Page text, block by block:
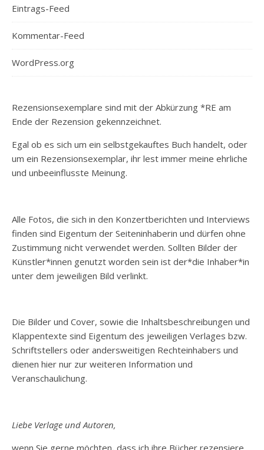
Eintrags-Feed
Kommentar-Feed
WordPress.org
Rezensionsexemplare sind mit der Abkürzung *RE am
Ende der Rezension gekennzeichnet.
Egal ob es sich um ein selbstgekauftes Buch handelt, oder
um ein Rezensionsexemplar, ihr lest immer meine ehrliche
und unbeeinflusste Meinung.
Alle Fotos, die sich in den Konzertberichten und Interviews
finden sind Eigentum der Seiteninhaberin und dürfen ohne
Zustimmung nicht verwendet werden. Sollten Bilder der
Künstler*innen genutzt worden sein ist der*die Inhaber*in
unter dem jeweiligen Bild verlinkt.
Die Bilder und Cover, sowie die Inhaltsbeschreibungen und
Klappentexte sind Eigentum des jeweiligen Verlages bzw.
Schriftstellers oder andersweitigen Rechteinhabers und
dienen hier nur zur weiteren Information und
Veranschaulichung.
Liebe Verlage und Autoren,
wenn Sie gerne möchten, dass ich ihre Bücher rezensiere